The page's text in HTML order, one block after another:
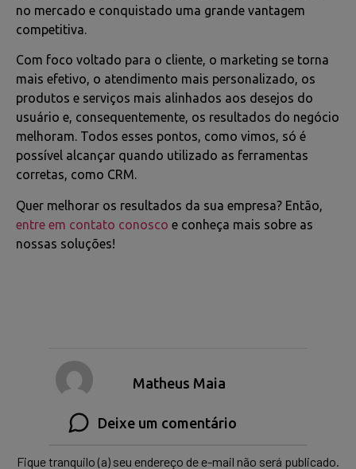
no mercado e conquistado uma grande vantagem
competitiva.
Com foco voltado para o cliente, o marketing se torna
mais efetivo, o atendimento mais personalizado, os
produtos e serviços mais alinhados aos desejos do
usuário e, consequentemente, os resultados do negócio
melhoram. Todos esses pontos, como vimos, só é
possível alcançar quando utilizado as ferramentas
corretas, como CRM.
Quer melhorar os resultados da sua empresa? Então,
entre em contato conosco e conheça mais sobre as
nossas soluções!
Matheus Maia
Deixe um comentário
Fique tranquilo (a) seu endereço de e-mail não será publicado.